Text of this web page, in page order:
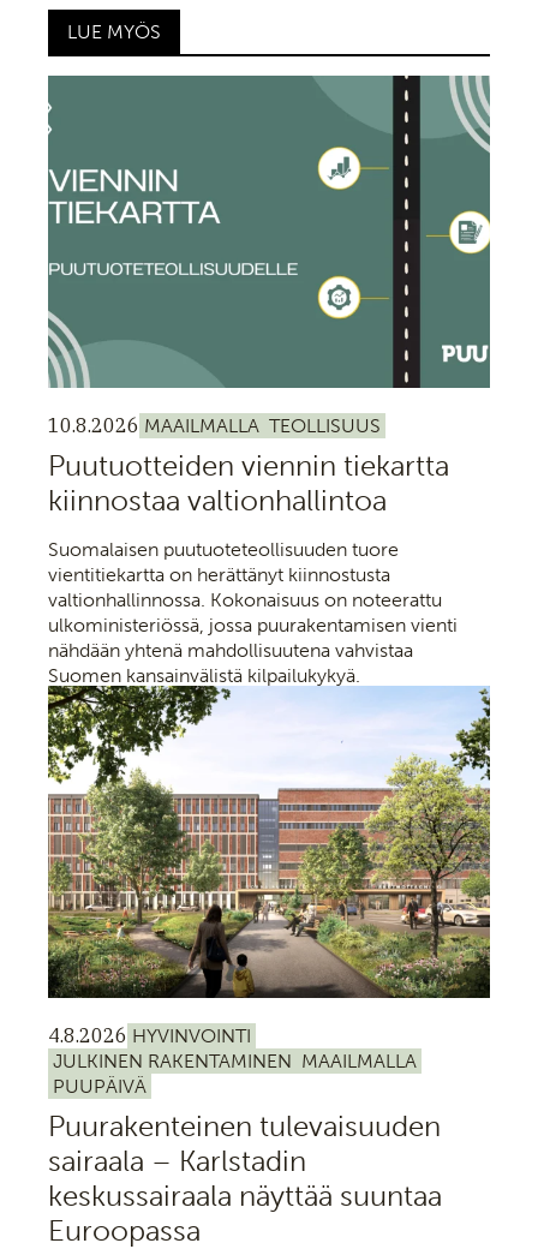
LUE MYÖS
10.8.2026 MAAILMALLA TEOLLISUUS
Puutuotteiden viennin tiekartta
kiinnostaa valtionhallintoa
Suomalaisen puutuoteteollisuuden tuore
vientitiekartta on herättänyt kiinnostusta
valtionhallinnossa. Kokonaisuus on noteerattu
ulkoministeriössä, jossa puurakentamisen vienti
nähdään yhtenä mahdollisuutena vahvistaa
Suomen kansainvälistä kilpailukykyä.
4.8.2026 HYVINVOINTI
JULKINEN RAKENTAMINEN MAAILMALLA
PUUPÄIVÄ
Puurakenteinen tulevaisuuden
sairaala – Karlstadin
keskussairaala näyttää suuntaa
Euroopassa